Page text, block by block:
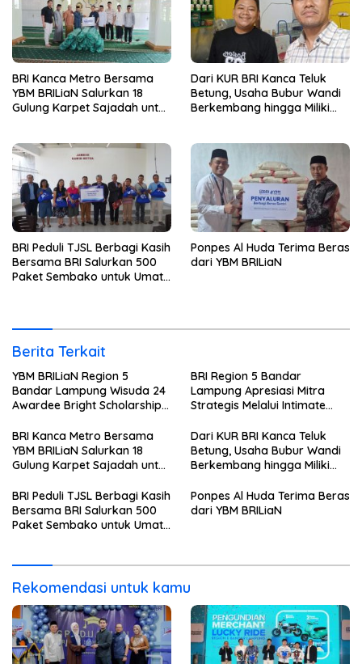
BRI Kanca Metro Bersama
YBM BRILiaN Salurkan 18
Gulung Karpet Sajadah untuk
Dari KUR BRI Kanca Teluk
Betung, Usaha Bubur Wandi
Berkembang hingga Miliki
BRI Peduli TJSL Berbagi Kasih
Bersama BRI Salurkan 500
Paket Sembako untuk Umat
Ponpes Al Huda Terima Beras
dari YBM BRILiaN
Berita Terkait
YBM BRILiaN Region 5
Bandar Lampung Wisuda 24
Awardee Bright Scholarship
Profesional Berakhlak Mulia
BRI Region 5 Bandar
Lampung Apresiasi Mitra
Strategis Melalui Intimate
Pemenang Merchant Lucky
Ride
BRI Kanca Metro Bersama
YBM BRILiaN Salurkan 18
Gulung Karpet Sajadah untuk
Dari KUR BRI Kanca Teluk
Betung, Usaha Bubur Wandi
Berkembang hingga Miliki
BRI Peduli TJSL Berbagi Kasih
Bersama BRI Salurkan 500
Paket Sembako untuk Umat
Ponpes Al Huda Terima Beras
dari YBM BRILiaN
Rekomendasi untuk kamu